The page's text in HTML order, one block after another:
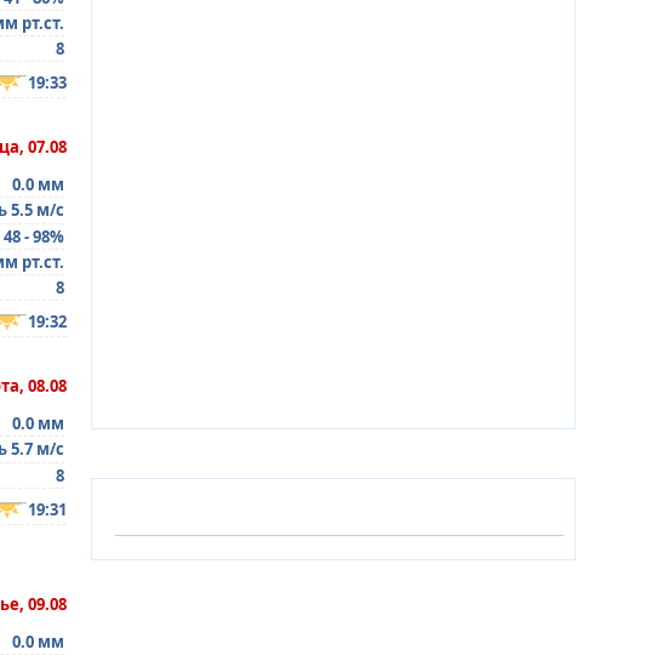
рт.ст.
8
19:33
07.08
0.0 мм
5.5 м/с
48 - 98%
рт.ст.
8
19:32
08.08
0.0 мм
5.7 м/с
8
19:31
09.08
0.0 мм